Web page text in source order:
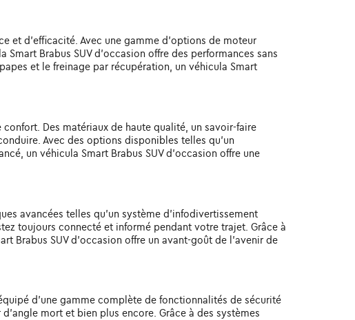
et d'efficacité. Avec une gamme d'options de moteur
Brabus SUV d'occasion offre des performances sans
et le freinage par récupération, un véhicula Smart
Des matériaux de haute qualité, un savoir-faire
Avec des options disponibles telles qu'un
un véhicula Smart Brabus SUV d'occasion offre une
avancées telles qu'un système d'infodivertissement
toujours connecté et informé pendant votre trajet. Grâce à
Brabus SUV d'occasion offre un avant-goût de l'avenir de
d'une gamme complète de fonctionnalités de sécurité
mort et bien plus encore. Grâce à des systèmes